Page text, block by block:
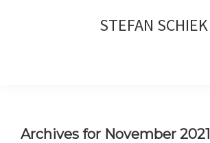
STEFAN SCHIEK
Archives for November 2021